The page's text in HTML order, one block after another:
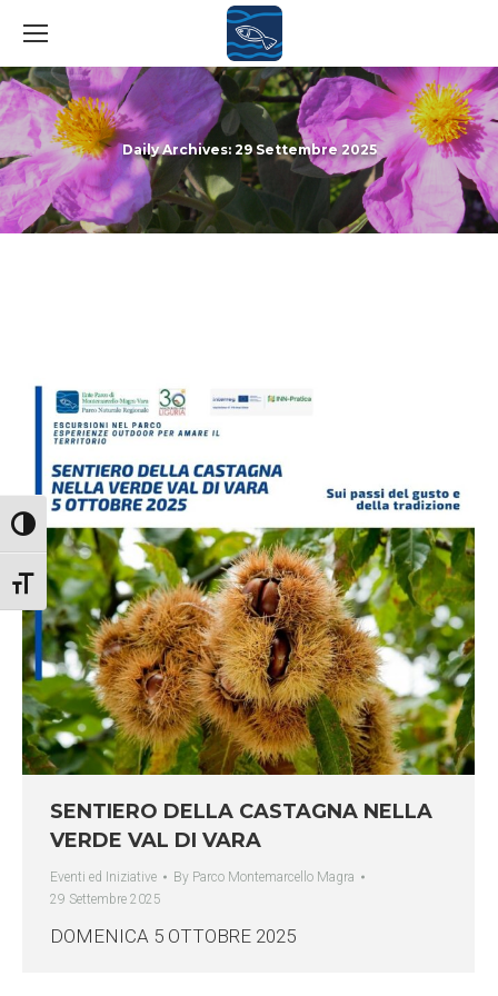
Attiva/disattiva alto contrasto
Attiva/disattiva dimensione testo
Daily Archives: 29 Settembre 2025
You are here:
SENTIERO DELLA CASTAGNA NELLA
VERDE VAL DI VARA
Eventi ed Iniziative By Parco Montemarcello Magra
29 Settembre 2025
DOMENICA 5 OTTOBRE 2025